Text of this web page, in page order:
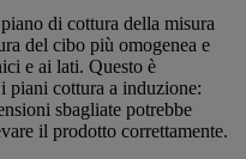
di cottura della misura
del cibo più omogenea e
e ai lati. Questo è
piani cottura a induzione:
sbagliate potrebbe
il prodotto correttamente.